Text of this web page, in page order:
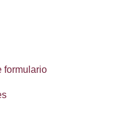
formulario